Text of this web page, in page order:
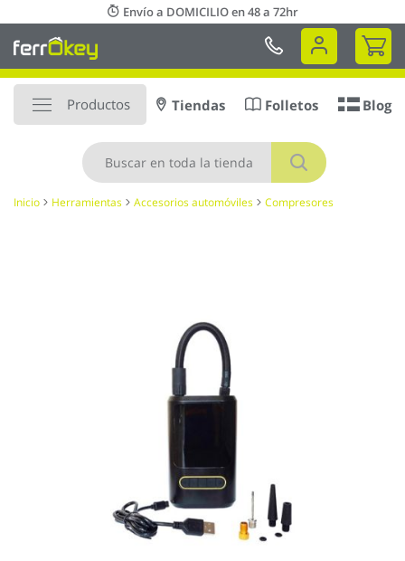
al
contenido
Envío a DOMICILIO en 48 a 72hr
Mi
Productos
Buscar
Tiendas Folletos Blog
Inicio Herramientas Accesorios automóviles Compresores